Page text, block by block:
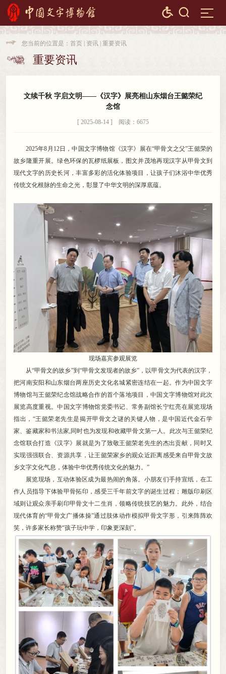
 
 重要资讯
 您当前的位置是： 首页 资讯 重要资讯
文续千秋 字启文明——《汉字》展亮相山东烟台王懿荣纪
念馆
[ 2025-08-14 ] 阅读：6675
2025年8月12日 ，中国文字博物馆《汉字》展在“甲骨文之父”王懿荣的
故乡隆重开展。绿色环保的瓦椤纸展板 ， 图文并茂地再现汉字从甲骨文到
现代文字的历史长河，丰富多彩的活化体验项目
，让孩子们沐浴中华优秀
传统文化根脉的生命之光，彰显了中华文明的深厚底蕴。
现场嘉宾参观展览
从“甲骨文的故乡”到“甲骨文发现者的故乡” ， 以甲骨文为代表的汉字，
把河南安阳和山东烟台两座历史文化名城紧密连结在一起 。作为中国文字
博物馆与王懿荣纪念馆战略合作的首个落地项目，中国文字博物馆对此次
展览高度重视。中国文字博物馆党委书记、常务副馆长宁红亮在展览现场
指出，“王懿荣老先生是揭开甲骨文之谜的关键人物 ，是中国近代金石学
家、鉴藏家和书法家,同时也为发现和收藏甲骨文第一人。此次与王懿荣纪
念馆联合打造《汉字》展就是为了致敬王懿荣老先生的杰出贡献 ， 同时又
实现强强联合、资源共享，让王懿荣家乡的观众近距离感受来自甲骨文故
乡文字文化气息 ， 体验中华优秀传统文化的魅力。”
展览现场 ， 互动体验区成为最热闹的角落。小朋友们手持宣纸 ， 在工
作人员指导下体验甲骨拓印，感受三千年前文字的诞生过程 ； 雕版印刷区
域则让观众亲手刷印甲骨文十二生肖，领略传统技艺的魅力 。 此外，结合
现代体育的“甲骨文广播体操”通过肢体动作模拟甲骨文字形 ， 引来阵阵欢
笑，许多家长称赞“孩子玩中学 ， 印象更深刻”。